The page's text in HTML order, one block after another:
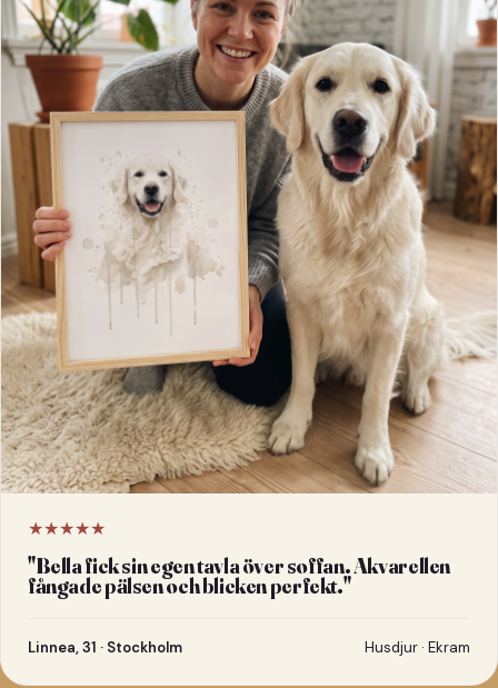
★★★★★
"Bella fick sin egen tavla över soffan. Akvarellen
fångade pälsen och blicken perfekt."
Linnea, 31 · Stockholm Husdjur · Ekram